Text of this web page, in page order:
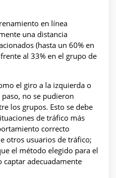
en línea
una distancia
(hasta un 60% en
al 33% en el grupo de
el giro a la izquierda o
no se pudieron
los grupos. Esto se debe
de tráfico más
correcto
otros usuarios de tráfico;
el método elegido para el
captar adecuadamente